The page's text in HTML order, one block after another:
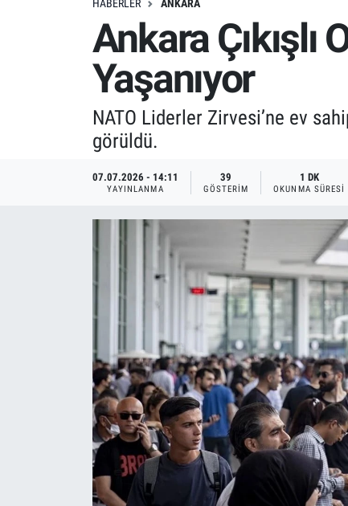
HABERLER ANKARA
Ankara
Yaşanıyor
NATO Liderler Zirvesi’ne ev
görüldü.
07.07.2026 - 14:11
YAYINLANMA
39
GÖSTERIM
1 DK
OKUNMA SÜRESI